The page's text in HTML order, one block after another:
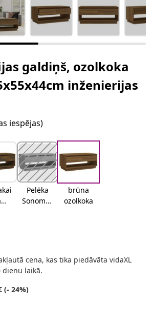
galdiņš, ozolkoka
inženierijas
iespējas)
Pelēka
Sonomas
brūna
ozolkoka
cena, kas tika piedāvāta vidaXL
dienu laikā.
(- 24%)